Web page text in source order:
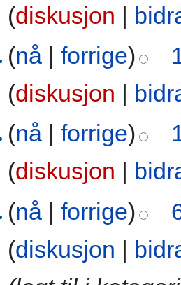
(diskusjon |
(nå |forrige)
(diskusjon |
(nå |forrige)
(diskusjon
(nå |forrige)
(diskusjon |